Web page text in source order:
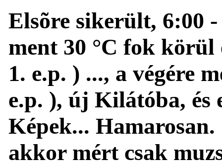
Elsõre sikerült, 6:00
ment 30 °C fok körül
1. e.p. ) ..., a végére
e.p. ), új Kilátóba, és
Képek...
akkor mért csak